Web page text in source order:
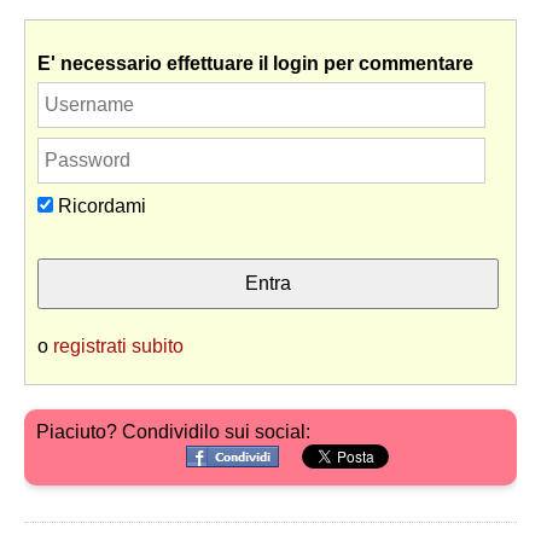
E' necessario effettuare il login per commentare
Ricordami
o registrati subito
Piaciuto? Condividilo sui social: